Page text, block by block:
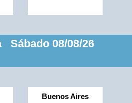
Sábado 08/08/26
Buenos Aires